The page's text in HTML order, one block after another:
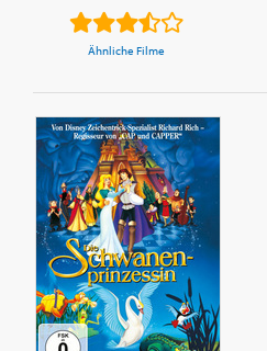
Ähnliche Filme